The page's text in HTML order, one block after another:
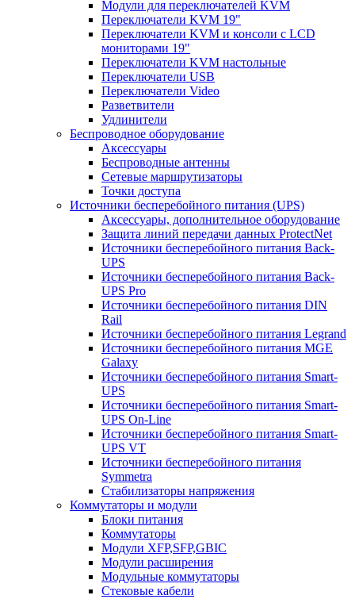
Модули для переключателей KVM
Переключатели KVM 19"
Переключатели KVM и консоли с LCD
мониторами 19"
Переключатели KVM настольные
Переключатели USB
Переключатели Video
Разветвители
Удлинители
Беспроводное оборудование
Аксессуары
Беспроводные антенны
Сетевые маршрутизаторы
Точки доступа
Источники бесперебойного питания (UPS)
Аксессуары, дополнительное оборудование
Защита линий передачи данных ProtectNet
Источники бесперебойного питания Back-
UPS
Источники бесперебойного питания Back-
UPS Pro
Источники бесперебойного питания DIN
Rail
Источники бесперебойного питания Legrand
Источники бесперебойного питания MGE
Galaxy
Источники бесперебойного питания Smart-
UPS
Источники бесперебойного питания Smart-
UPS On-Line
Источники бесперебойного питания Smart-
UPS VT
Источники бесперебойного питания
Symmetra
Стабилизаторы напряжения
Коммутаторы и модули
Блоки питания
Коммутаторы
Модули XFP,SFP,GBIC
Модули расширения
Модульные коммутаторы
Стековые кабели